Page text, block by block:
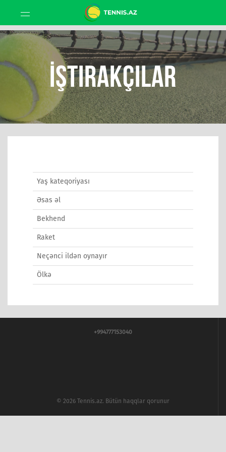
İştirakçılar
Yaş kateqoriyası
Əsas əl
Bekhend
Raket
Neçənci ildən oynayır
Ölkə
+994777153040
© 2026 Tennis.az. Bütün haqqlar qorunur